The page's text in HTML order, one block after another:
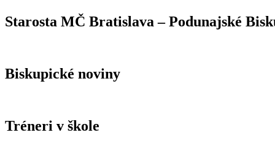
Starosta MČ Bratislava – Podunajské
Biskupické noviny
Tréneri v škole